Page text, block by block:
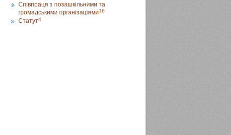
Співпраця з позашкільними та
громадськими організаціями16
Статут4